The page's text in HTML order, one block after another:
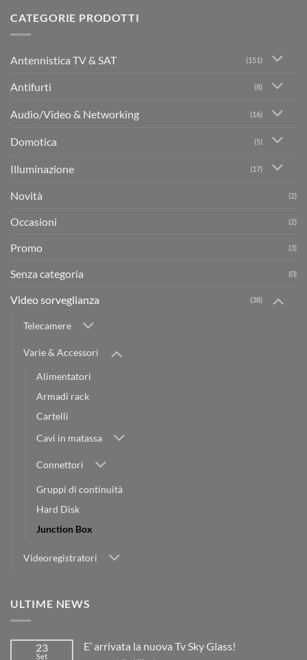
CATEGORIE PRODOTTI
Antennistica TV & SAT (151)
Antifurti (8)
Audio/Video & Networking (16)
Domotica (5)
Illuminazione (17)
Novità (2)
Occasioni (2)
Promo (3)
Senza categoria (0)
Video sorveglianza (38)
Telecamere
Varie & Accessori
Alimentatori
Armadi rack
Cartelli
Cavi in matassa
Connettori
Gruppi di continuità
Hard Disk
Junction Box
Videoregistratori
ULTIME NEWS
23
Set
E’ arrivata la nuova Tv Sky Glass!